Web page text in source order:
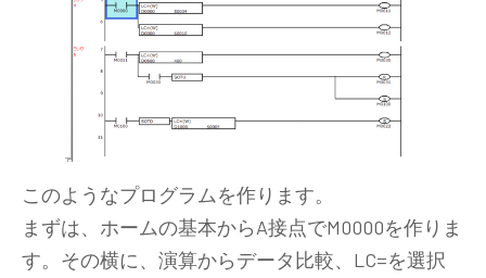
このようなプログラムを作ります。
まずは、ホームの基本からA接点でM0000を作りま
す。その横に、演算からデータ比較、LC=を選択